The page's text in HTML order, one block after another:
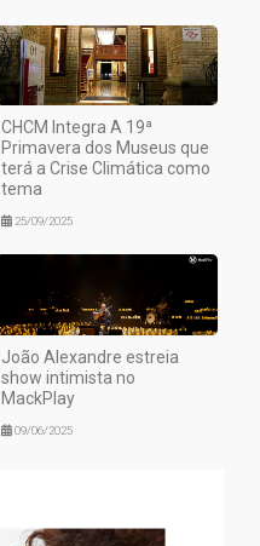
CHCM Integra A 19ª
Primavera dos Museus que
terá a Crise Climática como
tema
25/09/2025
João Alexandre estreia
show intimista no
MackPlay
09/06/2025